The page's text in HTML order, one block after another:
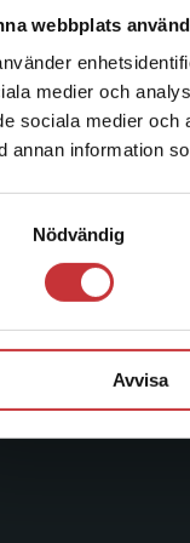
webbplats
medier och
sociala medier och
annan information
Nödvändig
Avvisa
är idag Sveriges
kurslitteratur,
kunskapsresan.